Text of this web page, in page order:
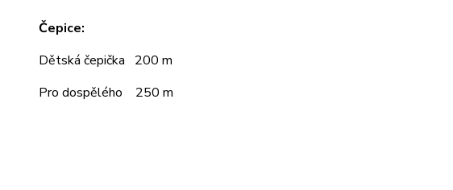
Čepice:
Dětská čepička 200 m
Pro dospělého 250 m